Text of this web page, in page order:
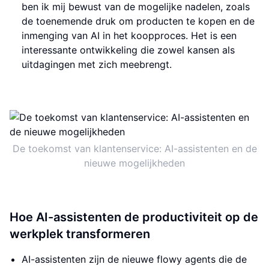
ben ik mij bewust van de mogelijke nadelen, zoals
de toenemende druk om producten te kopen en de
inmenging van AI in het koopproces. Het is een
interessante ontwikkeling die zowel kansen als
uitdagingen met zich meebrengt.
De toekomst van klantenservice: AI-assistenten en de
nieuwe mogelijkheden
Hoe AI-assistenten de productiviteit op de
werkplek transformeren
AI-assistenten zijn de nieuwe flowy agents die de